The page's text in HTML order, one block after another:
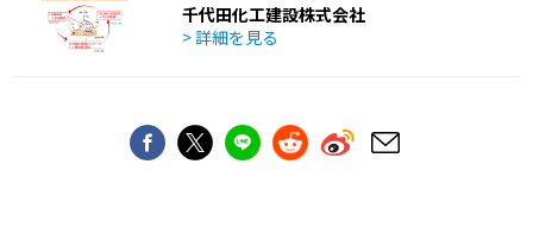
千代田化工建設株式会社
> 詳細を見る